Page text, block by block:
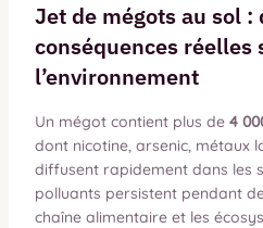
Jet de mégots au sol :
conséquences réelles
l’environnement
Un mégot contient plus de 4
dont nicotine, arsenic, métaux
diffusent rapidement dans les
polluants persistent pendant
chaîne alimentaire et les